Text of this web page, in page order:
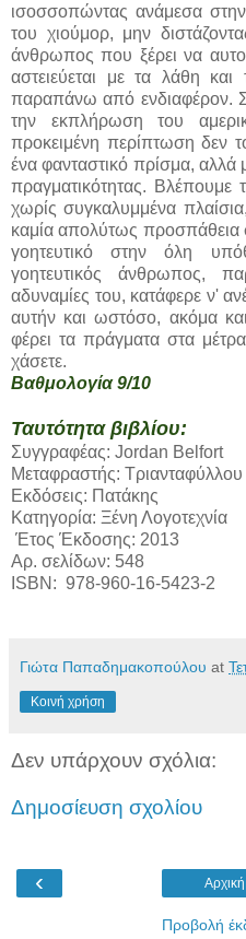
ισοσσοπώντας ανάμεσα
του χιούμορ, μην
άνθρωπος που ξέρει να
αστειεύεται με τα λάθη και
παραπάνω από ενδιαφέρον.
την εκπλήρωση του
προκειμένη περίπτωση δεν
ένα φανταστικό πρίσμα, αλλά
πραγματικότητας.
χωρίς συγκαλυμμένα
καμία απολύτως προσπάθεια
γοητευτικό στην όλη
γοητευτικός άνθρωπος,
αδυναμίες του, κατάφερε ν'
αυτήν και ωστόσο, ακόμα
φέρει τα πράγματα στα
χάσετε.
Βαθμολογία 9/10
Ταυτότητα βιβλίου:
Συγγραφέας: Jordan Belfort
Μεταφραστής:
Εκδόσεις: Πατάκης
Κατηγορία: Ξένη Λογοτεχνία
Έτος Έκδοσης: 2013
Αρ. σελίδων: 548
ISBN: 978-960-16-5423-2
Γιώτα Παπαδημακοπούλου at
Κοινή χρήση
Δεν υπάρχουν σχόλια:
Δημοσίευση σχολίου
‹
Προβολή